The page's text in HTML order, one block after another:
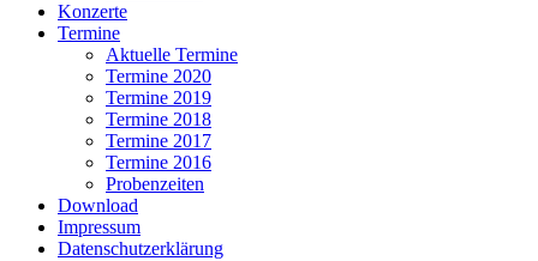
Konzerte
Termine
Aktuelle Termine
Termine 2020
Termine 2019
Termine 2018
Termine 2017
Termine 2016
Probenzeiten
Download
Impressum
Datenschutzerklärung